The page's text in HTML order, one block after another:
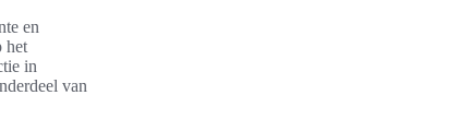
en
het
in
van